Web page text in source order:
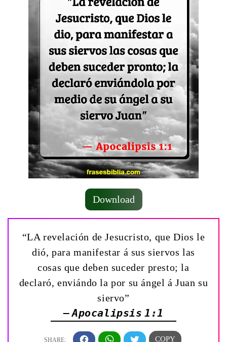
Download
“LA revelación de Jesucristo, que Dios le
dió, para manifestar á sus siervos las
cosas que deben suceder presto; la
declaró, enviándo la por su ángel á Juan su
siervo”
— Apocalipsis 1:1